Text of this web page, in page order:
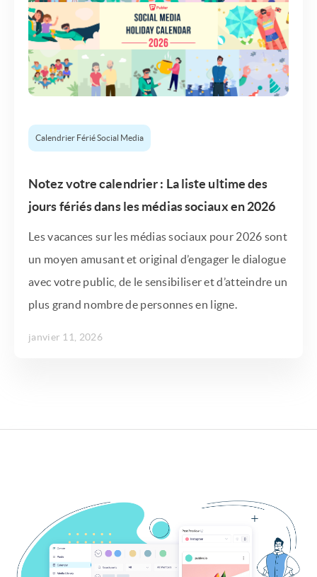
Calendrier Férié Social Media
Notez votre calendrier : La liste ultime des
jours fériés dans les médias sociaux en 2026
Les vacances sur les médias sociaux pour 2026 sont
un moyen amusant et original d’engager le dialogue
avec votre public, de le sensibiliser et d’atteindre un
plus grand nombre de personnes en ligne.
janvier 11, 2026